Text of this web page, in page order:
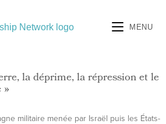
MENU
la déprime, la répression et le
militaire menée par Israël puis les États-